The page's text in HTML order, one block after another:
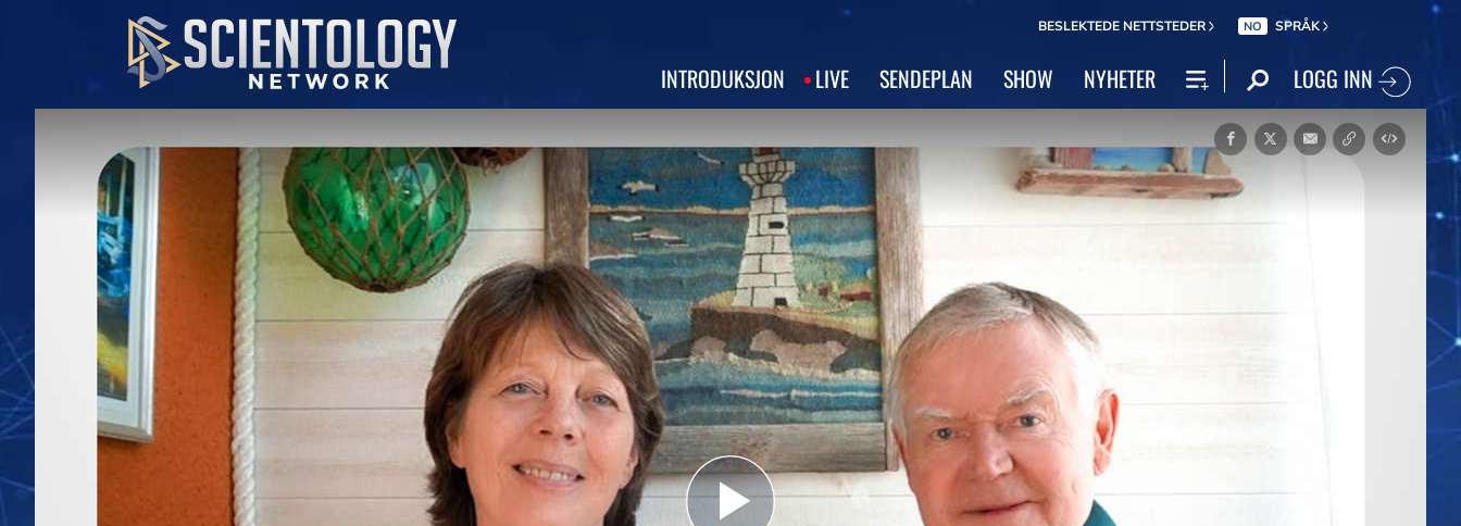
BESLEKTEDE NETTSTEDER NO SPRÅK
INTRODUKSJON LIVE SENDEPLAN SHOW NYHETER LOGG INN